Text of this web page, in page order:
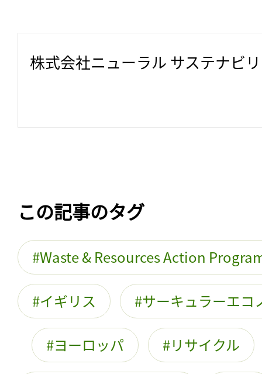
株式会社ニューラル サステナビ
この記事のタグ
Waste & Resources Action
イギリス サーキュラーエコ
ヨーロッパ リサイクル